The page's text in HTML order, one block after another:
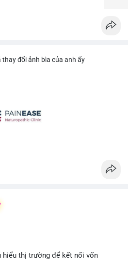
đổi ảnh bìa của anh ấy
hiểu thị trường để kết nối vốn